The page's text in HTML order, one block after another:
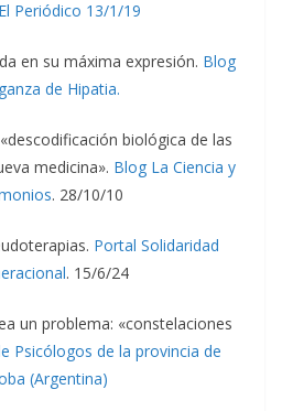
El Periódico 13/1/19
en su máxima expresión. Blog
de Hipatia.
biológica de las
medicina». Blog La Ciencia y
. 28/10/10
Portal Solidaridad
. 15/6/24
un problema: «constelaciones
Psicólogos de la provincia de
(Argentina)